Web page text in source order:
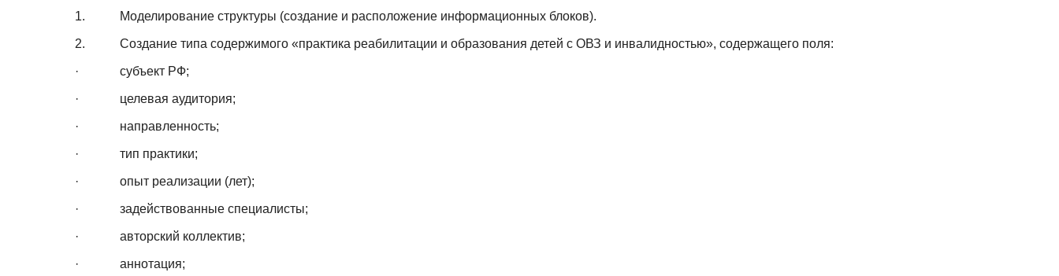
1. Моделирование структуры (создание и расположение информационных блоков).
2. Создание типа содержимого «практика реабилитации и образования детей с ОВЗ и инвалидностью», содержащего поля:
· субъект РФ;
· целевая аудитория;
· направленность;
· тип практики;
· опыт реализации (лет);
· задействованные специалисты;
· авторский коллектив;
· аннотация;